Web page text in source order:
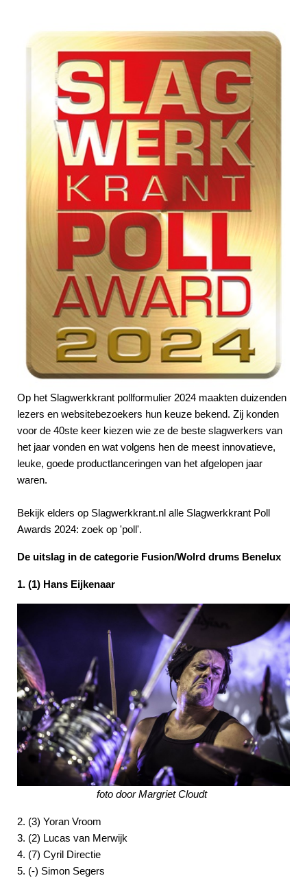
Op het Slagwerkkrant pollformulier 2024 maakten duizenden
lezers en websitebezoekers hun keuze bekend. Zij konden
voor de 40ste keer kiezen wie ze de beste slagwerkers van
het jaar vonden en wat volgens hen de meest innovatieve,
leuke, goede productlanceringen van het afgelopen jaar
waren.
Bekijk elders op Slagwerkkrant.nl alle Slagwerkkrant Poll
Awards 2024: zoek op 'poll'.
De uitslag in de categorie Fusion/Wolrd drums Benelux
1. (1) Hans Eijkenaar
foto door Margriet Cloudt
2. (3) Yoran Vroom
3. (2) Lucas van Merwijk
4. (7) Cyril Directie
5. (-) Simon Segers